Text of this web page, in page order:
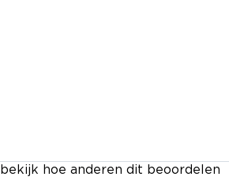
hoe anderen dit beoordelen